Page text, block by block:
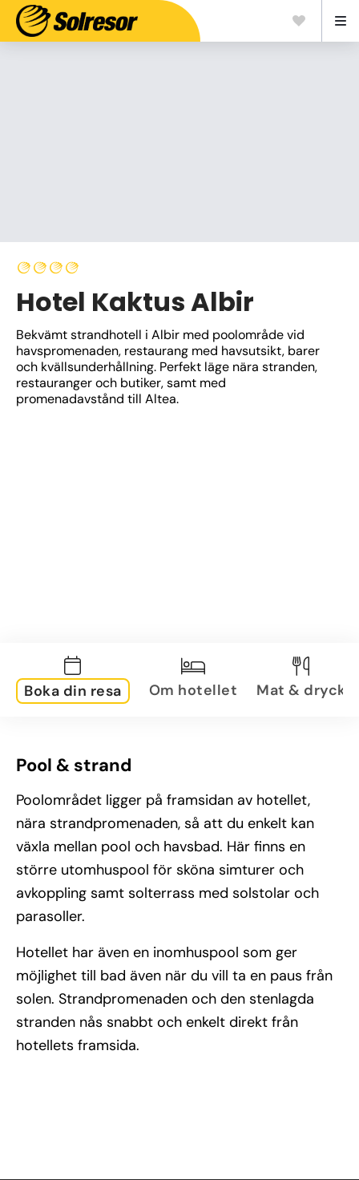
Hotel Kaktus Albir
Bekvämt strandhotell i Albir med poolområde vid
havspromenaden, restaurang med havsutsikt, barer
och kvällsunderhållning. Perfekt läge nära stranden,
restauranger och butiker, samt med
promenadavstånd till Altea.
Boka din resa Om hotellet Mat & dryck
Pool & strand
Poolområdet ligger på framsidan av hotellet,
nära strandpromenaden, så att du enkelt kan
växla mellan pool och havsbad. Här finns en
större utomhuspool för sköna simturer och
avkoppling samt solterrass med solstolar och
parasoller.
Hotellet har även en inomhuspool som ger
möjlighet till bad även när du vill ta en paus från
solen. Strandpromenaden och den stenlagda
stranden nås snabbt och enkelt direkt från
hotellets framsida.